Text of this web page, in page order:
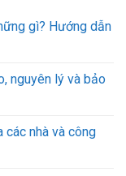
gì? Hướng dẫn
nguyên lý và bảo
các nhà và công